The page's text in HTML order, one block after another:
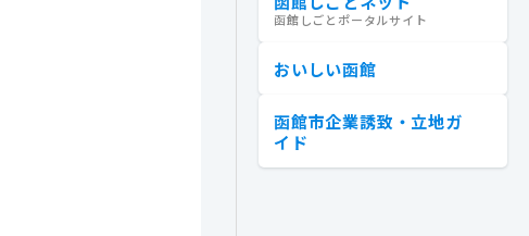
函館しごとポータルサイト
おいしい函館
函館市企業誘致・立地ガ
イド